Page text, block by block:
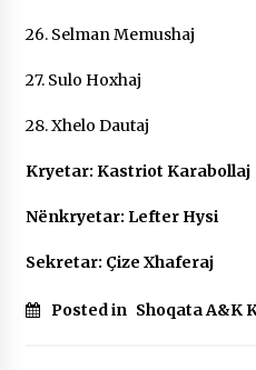
26. Selman Memushaj
27. Sulo Hoxhaj
28. Xhelo Dautaj
Kryetar: Kastriot Karabollaj
Nënkryetar: Lefter Hysi
Sekretar: Çize Xhaferaj
Posted in Shoqata A&K